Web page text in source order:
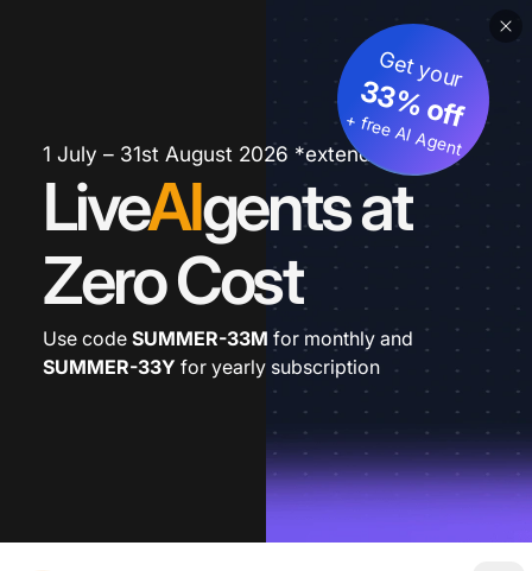
1 July – 31st August 2026 *extended
LiveAIgents at
Zero Cost
Get your
33% off
+ free AI Agent
Use code SUMMER-33M for monthly and
SUMMER-33Y for yearly subscription